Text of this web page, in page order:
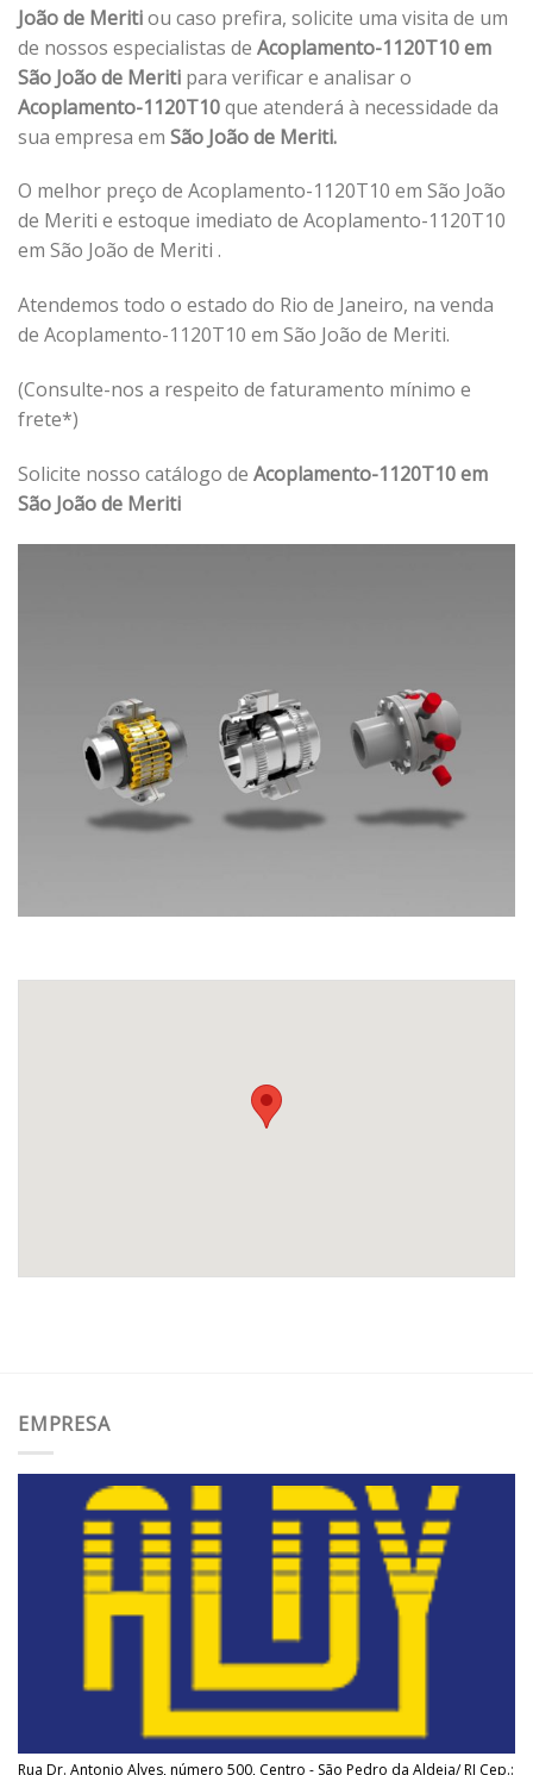
João de Meritiou caso prefira, solicite uma visita de um
de nossos especialistas de Acoplamento-1120T10 em
São João de Meriti para verificar e analisar o
Acoplamento-1120T10que atenderá à necessidade da
sua empresa em São João de Meriti.
O melhor preço de Acoplamento-1120T10 em São João
de Meriti e estoque imediato de Acoplamento-1120T10
em São João de Meriti .
Atendemos todo o estado do Rio de Janeiro, na venda
de Acoplamento-1120T10 em São João de Meriti.
(Consulte-nos a respeito de faturamento mínimo e
frete*)
Solicite nosso catálogo de Acoplamento-1120T10 em
São João de Meriti
EMPRESA
Rua Dr. Antonio Alves, número 500, Centro - São Pedro da Aldeia/ RJ Cep.: